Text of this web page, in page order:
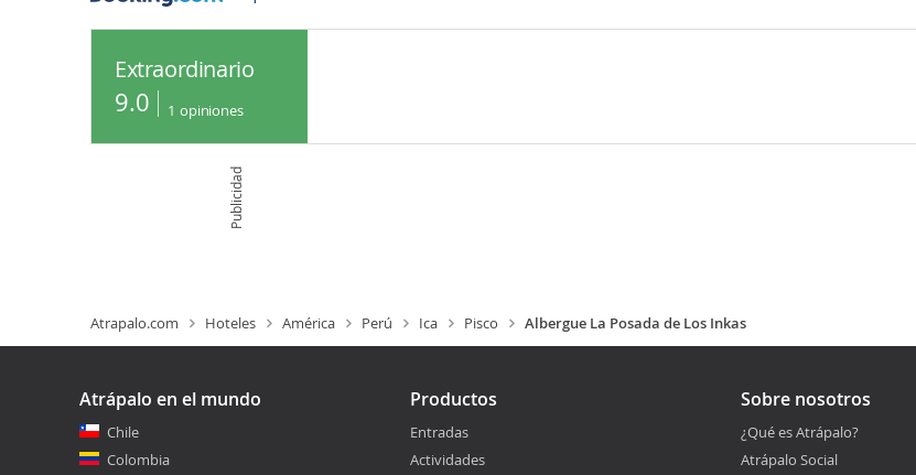
Extraordinario
9.0 1 opiniones
Publicidad
Atrapalo.com Hoteles América Perú Ica Pisco Albergue La Posada de Los Inkas
Atrápalo en el mundo
Chile
Colombia
Productos
Entradas
Actividades
Sobre nosotros
¿Qué es Atrápalo?
Atrápalo Social